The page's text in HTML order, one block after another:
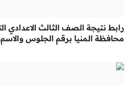
محافظة المنيا برقم الجلوس والاسم